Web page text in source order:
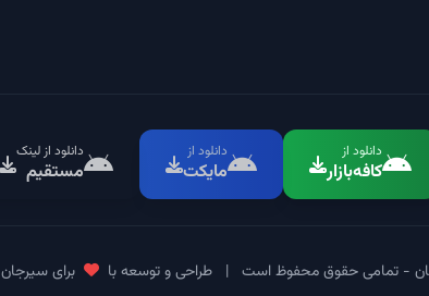
دانلود از
کافه‌بازار
دانلود از
مایکت
دانلود از لینک
مستقیم
| طراحی و توسعه با برای سیرجان